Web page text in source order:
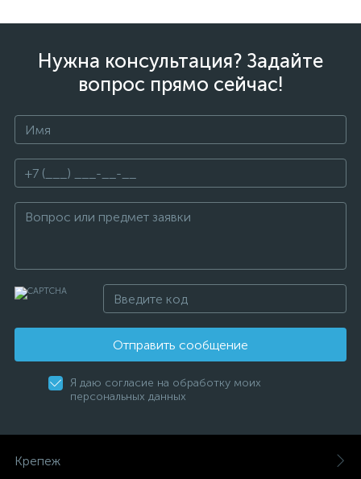
Нужна консультация? Задайте
вопрос прямо сейчас!
Отправить сообщение
Я даю согласие на обработку моих
персональных данных
Крепеж